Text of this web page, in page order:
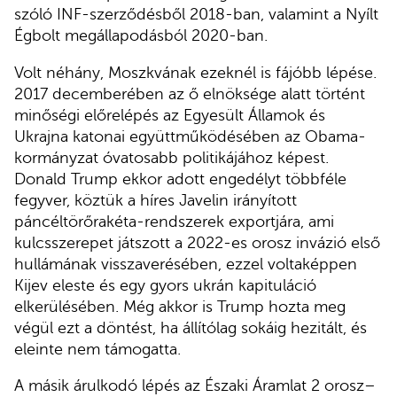
szóló INF-szerződésből 2018-ban, valamint a Nyílt
Égbolt megállapodásból 2020-ban.
Volt néhány, Moszkvának ezeknél is fájóbb lépése.
2017 decemberében az ő elnöksége alatt történt
minőségi előrelépés az Egyesült Államok és
Ukrajna katonai együttműködésében az Obama-
kormányzat óvatosabb politikájához képest.
Donald Trump ekkor adott engedélyt többféle
fegyver, köztük a híres Javelin irányított
páncéltörőrakéta-rendszerek exportjára, ami
kulcsszerepet játszott a 2022-es orosz invázió első
hullámának visszaverésében, ezzel voltaképpen
Kijev eleste és egy gyors ukrán kapituláció
elkerülésében. Még akkor is Trump hozta meg
végül ezt a döntést, ha állítólag sokáig hezitált, és
eleinte nem támogatta.
A másik árulkodó lépés az Északi Áramlat 2 orosz–